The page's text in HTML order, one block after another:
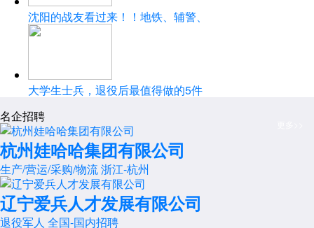
沈阳的战友看过来！！地铁、辅警、
大学生士兵，退役后最值得做的5件
名企招聘
杭州娃哈哈集团有限公司
生产/营运/采购/物流浙江-杭州
辽宁爱兵人才发展有限公司
退役军人 全国-国内招聘